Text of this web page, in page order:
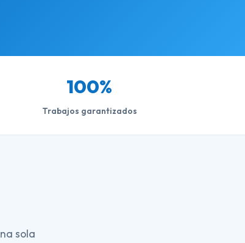
100%
Trabajos garantizados
sola